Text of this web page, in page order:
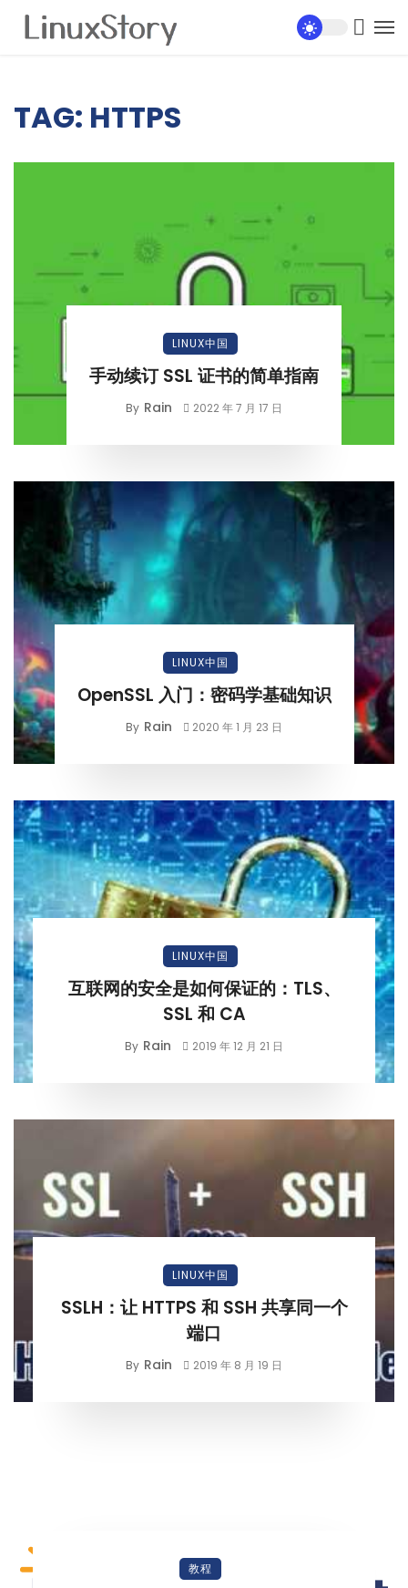
TAG: HTTPS
LINUX中国
手动续订 SSL 证书的简单指南
By Rain 2022 年 7 月 17 日
LINUX中国
OpenSSL 入门：密码学基础知识
By Rain 2020 年 1 月 23 日
LINUX中国
互联网的安全是如何保证的：TLS、
SSL 和 CA
By Rain 2019 年 12 月 21 日
LINUX中国
SSLH：让 HTTPS 和 SSH 共享同一个
端口
By Rain 2019 年 8 月 19 日
教程